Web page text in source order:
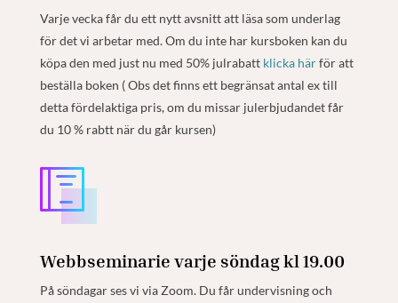
Varje vecka får du ett nytt avsnitt att läsa som underlag
för det vi arbetar med. Om du inte har kursboken kan du
köpa den med just nu med 50% julrabatt klicka härför att
beställa boken ( Obs det finns ett begränsat antal ex till
detta fördelaktiga pris, om du missar julerbjudandet får
du 10 % rabtt när du går kursen)
Webbseminarie varje söndag kl 19.00
På söndagar ses vi via Zoom. Du får undervisning och